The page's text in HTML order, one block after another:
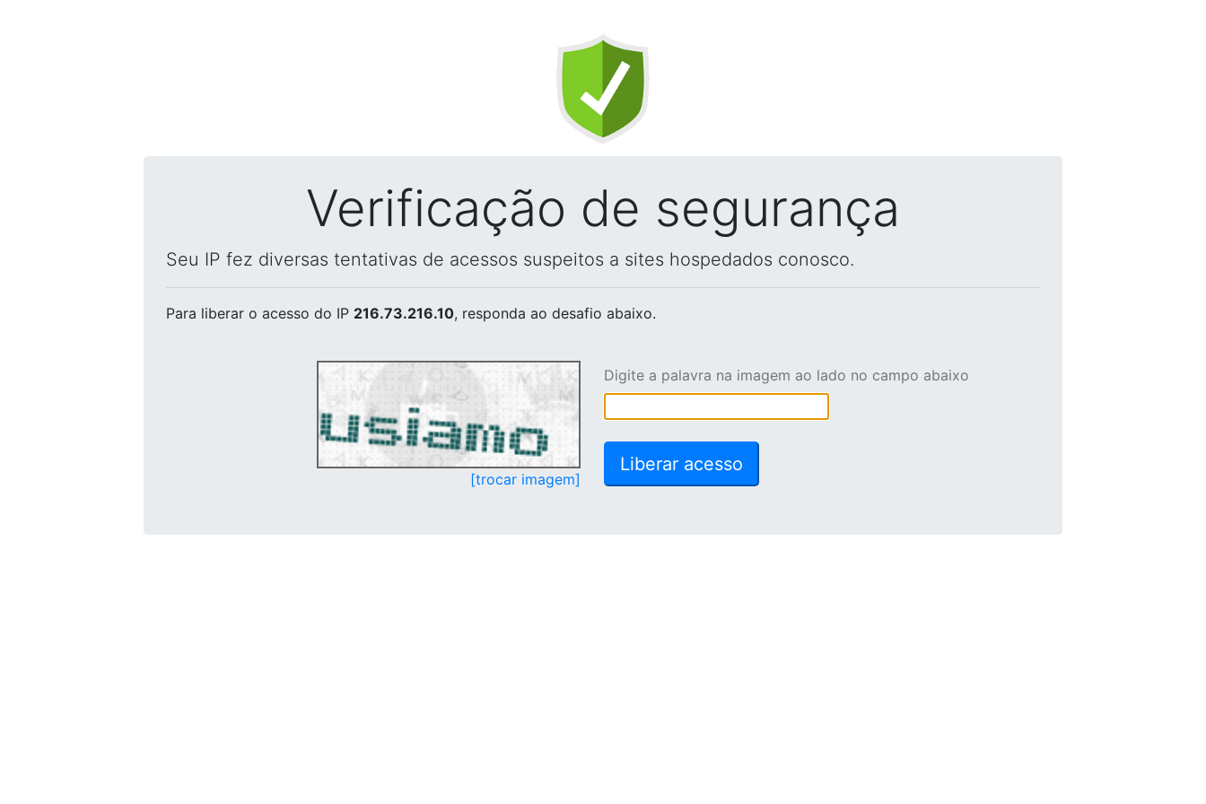
Verificação de segurança
Seu IP fez diversas tentativas de acessos suspeitos a sites hospedados conosco.
Para liberar o acesso do IP 216.73.216.10, responda ao desafio abaixo.
[trocar imagem]
Digite a palavra na imagem ao lado no campo abaixo